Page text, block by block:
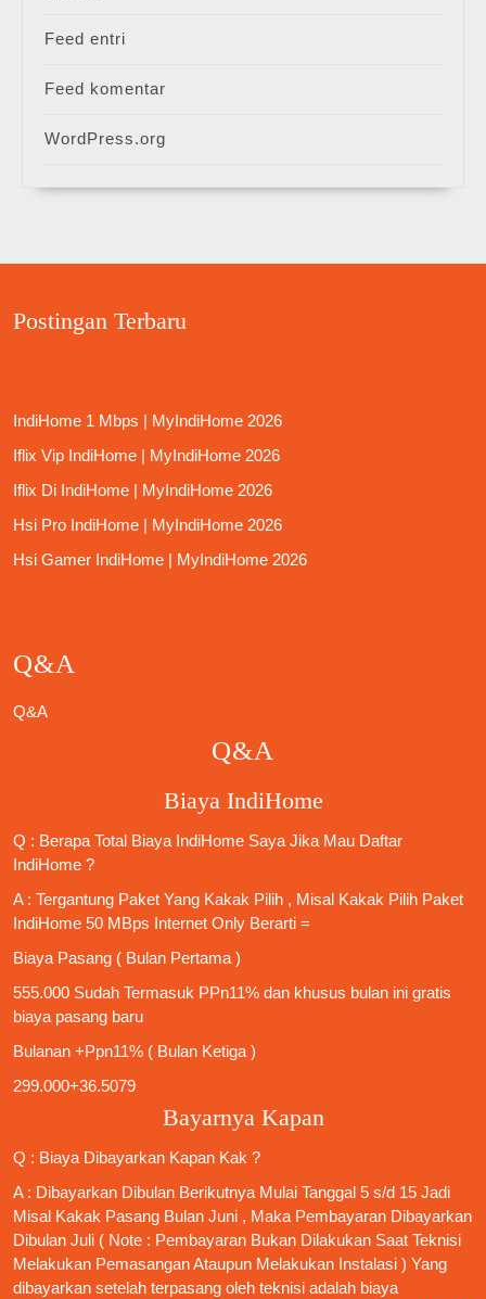
Feed entri
Feed komentar
WordPress.org
Postingan Terbaru
IndiHome 1 Mbps | MyIndiHome 2026
Iflix Vip IndiHome | MyIndiHome 2026
Iflix Di IndiHome | MyIndiHome 2026
Hsi Pro IndiHome | MyIndiHome 2026
Hsi Gamer IndiHome | MyIndiHome 2026
Q&A
Q&A
Q&A
Biaya IndiHome
Q : Berapa Total Biaya IndiHome Saya Jika Mau Daftar
IndiHome ?
A : Tergantung Paket Yang Kakak Pilih , Misal Kakak Pilih Paket
IndiHome 50 MBps Internet Only Berarti =
Biaya Pasang ( Bulan Pertama )
555.000 Sudah Termasuk PPn11% dan khusus bulan ini gratis
biaya pasang baru
Bulanan +Ppn11% ( Bulan Ketiga )
299.000+36.5079
Bayarnya Kapan
Q : Biaya Dibayarkan Kapan Kak ?
A : Dibayarkan Dibulan Berikutnya Mulai Tanggal 5 s/d 15 Jadi
Misal Kakak Pasang Bulan Juni , Maka Pembayaran Dibayarkan
Dibulan Juli ( Note : Pembayaran Bukan Dilakukan Saat Teknisi
Melakukan Pemasangan Ataupun Melakukan Instalasi ) Yang
dibayarkan setelah terpasang oleh teknisi adalah biaya